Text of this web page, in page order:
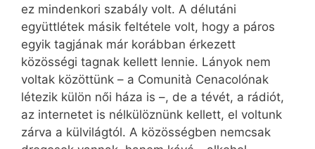
ez mindenkori szabály volt. A délutáni
együttlétek másik feltétele volt, hogy a páros
egyik tagjának már korábban érkezett
közösségi tagnak kellett lennie. Lányok nem
voltak közöttünk – a Comunità Cenacolónak
létezik külön női háza is –, de a tévét, a rádiót,
az internetet is nélkülöznünk kellett, el voltunk
zárva a külvilágtól. A közösségben nemcsak